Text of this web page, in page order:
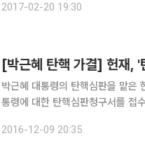
2004년 노무현 대통령은 퇴임한
2017-02-20 19:30
[박근혜 탄핵 가결] 헌재,
박근혜 대통령의 탄핵심판을 맡은 헌법재판
통령에 대한 탄핵심판청구서를 접
속하게 진행하기로 결정했다. 헌재
2016-12-09 20:35